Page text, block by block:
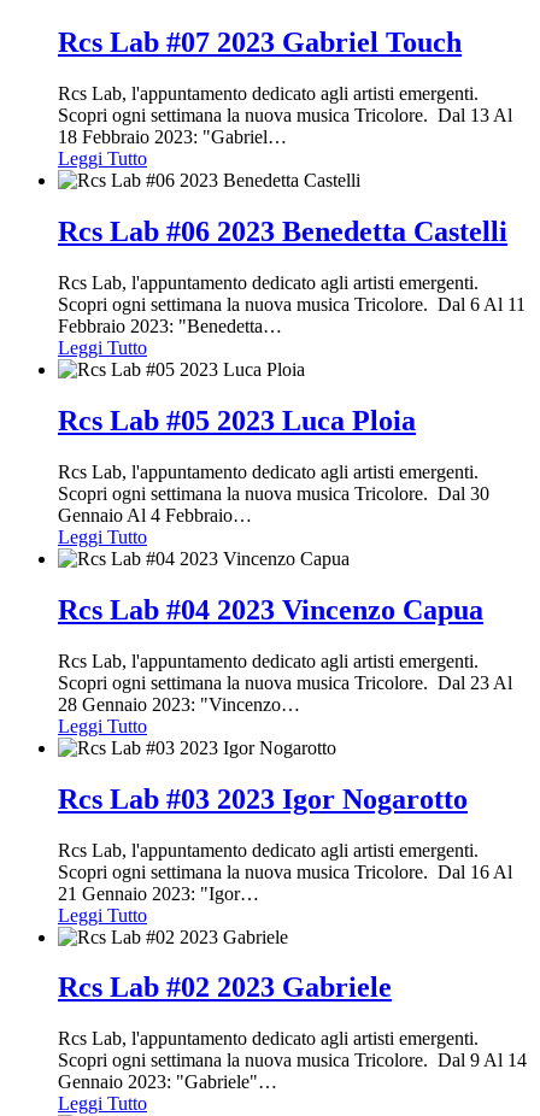
Rcs Lab #07 2023 Gabriel Touch
Rcs Lab, l'appuntamento dedicato agli artisti emergenti.
Scopri ogni settimana la nuova musica Tricolore. Dal 13 Al
18 Febbraio 2023: "Gabriel…
Leggi Tutto
Rcs Lab #06 2023 Benedetta Castelli
Rcs Lab, l'appuntamento dedicato agli artisti emergenti.
Scopri ogni settimana la nuova musica Tricolore. Dal 6 Al 11
Febbraio 2023: "Benedetta…
Leggi Tutto
Rcs Lab #05 2023 Luca Ploia
Rcs Lab, l'appuntamento dedicato agli artisti emergenti.
Scopri ogni settimana la nuova musica Tricolore. Dal 30
Gennaio Al 4 Febbraio…
Leggi Tutto
Rcs Lab #04 2023 Vincenzo Capua
Rcs Lab, l'appuntamento dedicato agli artisti emergenti.
Scopri ogni settimana la nuova musica Tricolore. Dal 23 Al
28 Gennaio 2023: "Vincenzo…
Leggi Tutto
Rcs Lab #03 2023 Igor Nogarotto
Rcs Lab, l'appuntamento dedicato agli artisti emergenti.
Scopri ogni settimana la nuova musica Tricolore. Dal 16 Al
21 Gennaio 2023: "Igor…
Leggi Tutto
Rcs Lab #02 2023 Gabriele
Rcs Lab, l'appuntamento dedicato agli artisti emergenti.
Scopri ogni settimana la nuova musica Tricolore. Dal 9 Al 14
Gennaio 2023: "Gabriele"…
Leggi Tutto